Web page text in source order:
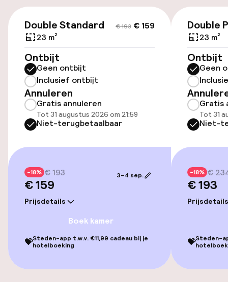
(buiten)
PLN 60,00 per dag
Oplaadpunt elektrische auto op
locatie
Luchthavenshuttle
Transferservice
Gratis wifi
Eet- en drinkgelegenheden
Restaurant
€ 193 € 159
Double Standard
23 m²
Ontbijt
Geen ontbijt
Inclusief ontbijt
Annuleren
Gratis annuleren
Tot 31 augustus 2026 om 21:59
Niet-terugbetaalbaar
-18% € 193
€ 159
Prijsdetails
3–4 sep.
Boek kamer
💝Steden-app t.w.v. €11,99 cadeau bij je
hotelboeking
Double
23 m²
Ontbijt
Geen
Gratis
Tot 31
Niet-
-18% €
€ 193
Prijsdetails
💝Steden-